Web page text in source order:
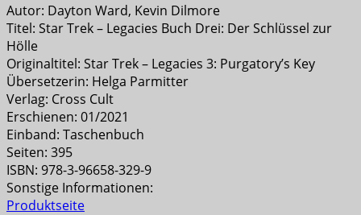
Autor: Dayton Ward, Kevin Dilmore
Titel: Star Trek – Legacies Buch Drei: Der Schlüssel zur
Hölle
Originaltitel: Star Trek – Legacies 3: Purgatory’s Key
Übersetzerin: Helga Parmitter
Verlag: Cross Cult
Erschienen: 01/2021
Einband: Taschenbuch
Seiten: 395
ISBN: 978-3-96658-329-9
Sonstige Informationen:
Produktseite